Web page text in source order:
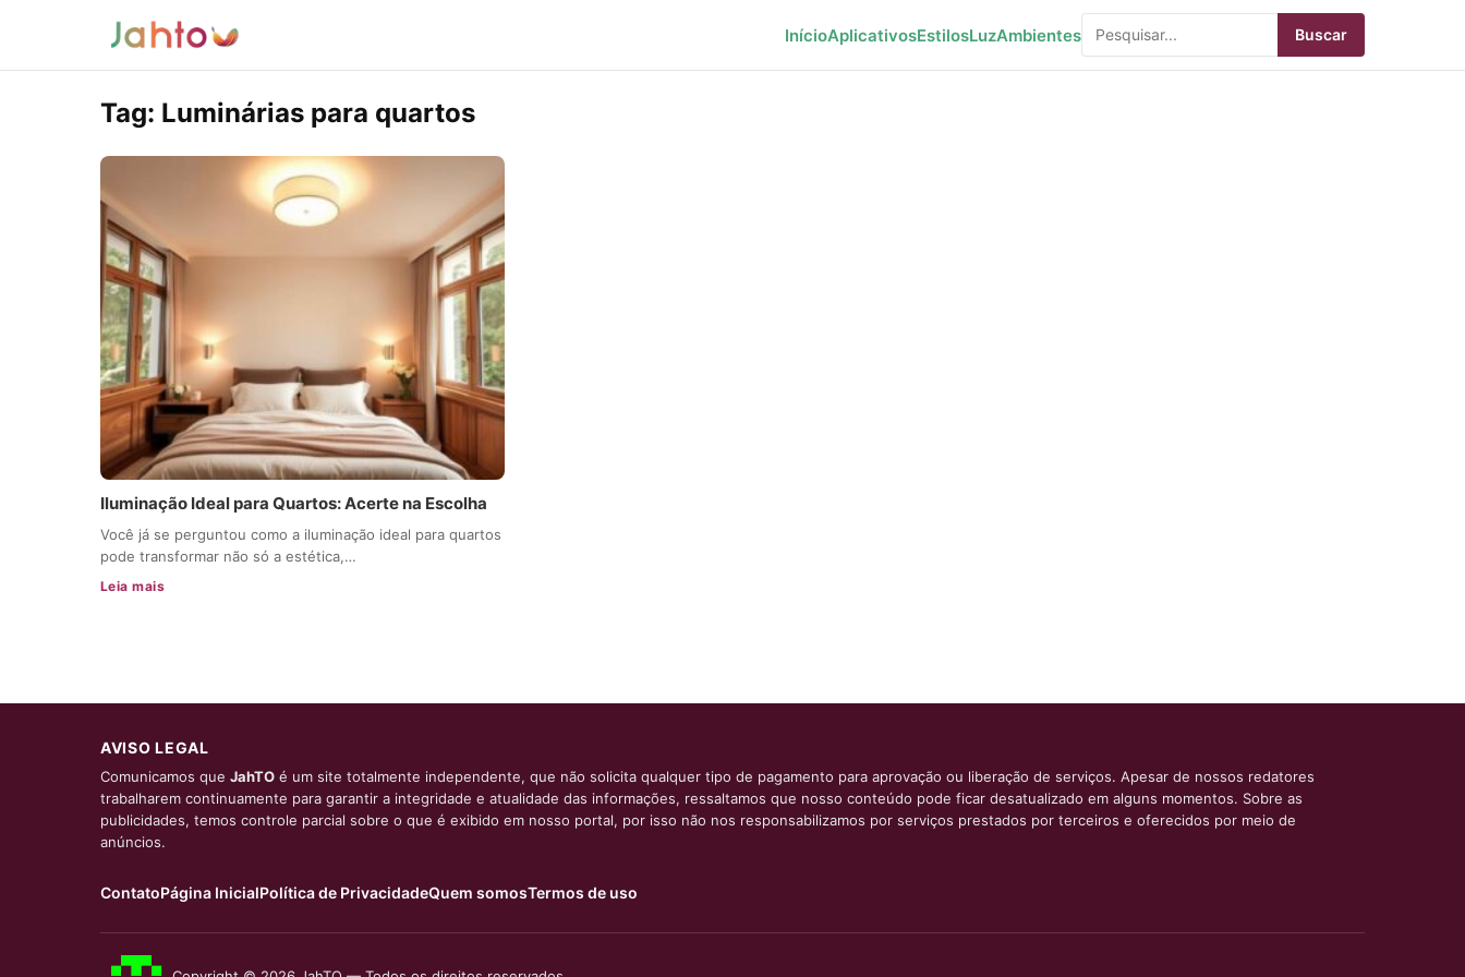
InícioAplicativosEstilosLuzAmbientes Buscar
Tag: Luminárias para quartos
Iluminação Ideal para Quartos: Acerte na Escolha
Você já se perguntou como a iluminação ideal para quartos
pode transformar não só a estética,…
Leia mais
AVISO LEGAL
Comunicamos que JahTO é um site totalmente independente, que não solicita qualquer tipo de pagamento para aprovação ou liberação de serviços. Apesar de nossos redatores
trabalharem continuamente para garantir a integridade e atualidade das informações, ressaltamos que nosso conteúdo pode ficar desatualizado em alguns momentos. Sobre as
publicidades, temos controle parcial sobre o que é exibido em nosso portal, por isso não nos responsabilizamos por serviços prestados por terceiros e oferecidos por meio de
anúncios.
ContatoPágina InicialPolítica de PrivacidadeQuem somosTermos de uso